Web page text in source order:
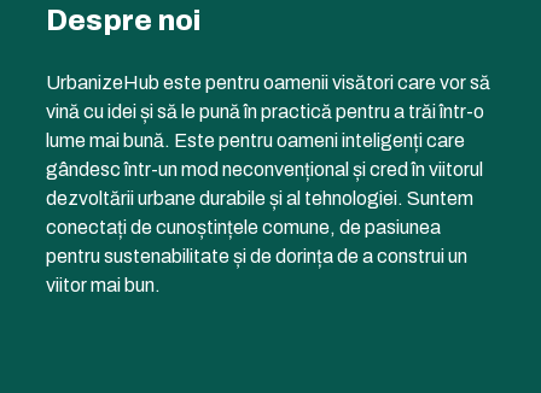
Despre noi
UrbanizeHub este pentru oamenii visători care vor să
vină cu idei și să le pună în practică pentru a trăi într-o
lume mai bună. Este pentru oameni inteligenți care
gândesc într-un mod neconvențional și cred în viitorul
dezvoltării urbane durabile și al tehnologiei. Suntem
conectați de cunoștințele comune, de pasiunea
pentru sustenabilitate și de dorința de a construi un
viitor mai bun.